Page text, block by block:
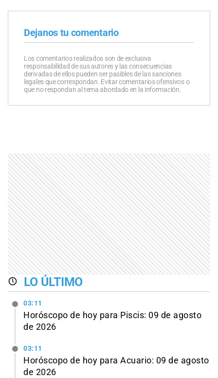
Dejanos tu comentario
Los comentarios realizados son de exclusiva
responsabilidad de sus autores y las consecuencias
derivadas de ellos pueden ser pasibles de las sanciones
legales que correspondan. Evitar comentarios ofensivos o
que no respondan al tema abordado en la información.
LO ÚLTIMO
03:11
Horóscopo de hoy para Piscis: 09 de agosto
de 2026
03:11
Horóscopo de hoy para Acuario: 09 de agosto
de 2026